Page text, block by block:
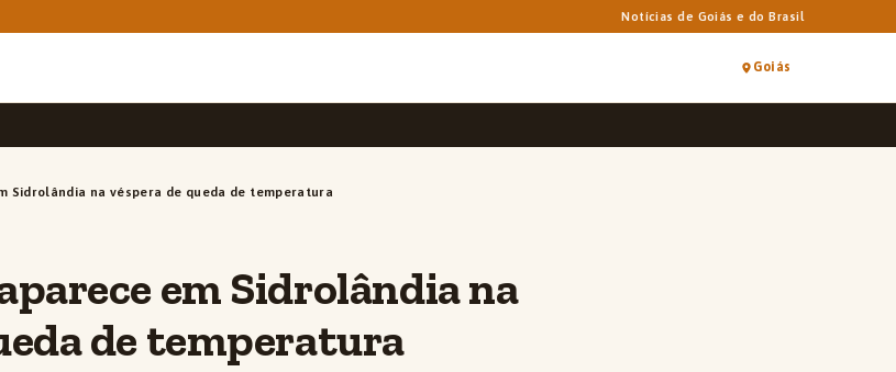
Notícias de Goiás e do Brasil
Goiás
Sidrolândia na véspera de queda de temperatura
em Sidrolândia na
de temperatura